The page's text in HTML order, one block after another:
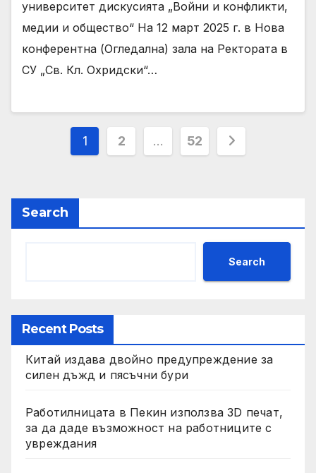
университет дискусията „Войни и конфликти,
медии и общество“ На 12 март 2025 г. в Нова
конферентна (Огледална) зала на Ректората в
СУ „Св. Кл. Охридски“…
Posts
1 2 … 52
Search
Search
Recent Posts
Китай издава двойно предупреждение за
силен дъжд и пясъчни бури
Работилницата в Пекин използва 3D печат,
за да даде възможност на работниците с
увреждания